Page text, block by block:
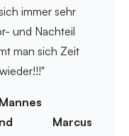
immer sehr
und Nachteil
man sich Zeit
Marcus